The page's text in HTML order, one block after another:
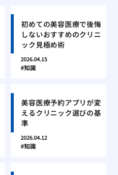
初めての美容医療で後悔
しないおすすめのクリニ
ック見極め術
2026.04.15
知識
美容医療予約アプリが変
えるクリニック選びの基
準
2026.04.12
知識